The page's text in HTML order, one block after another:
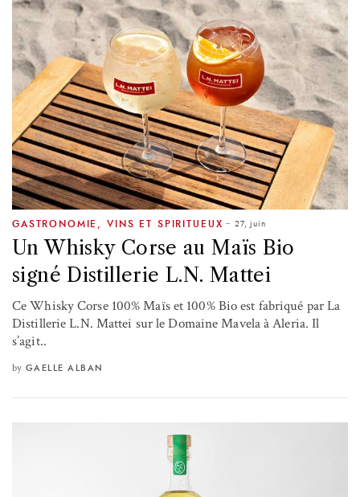
GASTRONOMIE ,VINS ET SPIRITUEUX 27, juin
Un Whisky Corse au Maïs Bio
signé Distillerie L.N. Mattei
Ce Whisky Corse 100% Maïs et 100% Bio est fabriqué par La
Distillerie L.N. Mattei sur le Domaine Mavela à Aleria. Il
s’agit..
by GAELLE ALBAN